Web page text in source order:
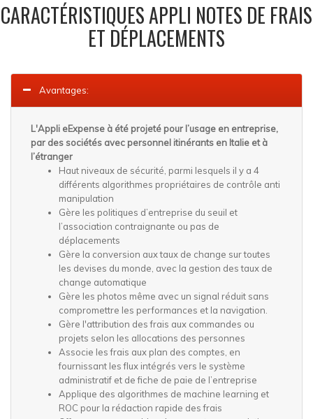
CARACTÉRISTIQUES APPLI NOTES DE FRAIS
ET DÉPLACEMENTS
Avantages:
L'Appli eExpense à été projeté pour l’usage en entreprise,
par des sociétés avec personnel itinérants en Italie et à
l’étranger
Haut niveaux de sécurité, parmi lesquels il y a 4
différents algorithmes propriétaires de contrôle anti
manipulation
Gère les politiques d’entreprise du seuil et
l’association contraignante ou pas de
déplacements
Gère la conversion aux taux de change sur toutes
les devises du monde, avec la gestion des taux de
change automatique
Gère les photos même avec un signal réduit sans
compromettre les performances et la navigation.
Gère l'attribution des frais aux commandes ou
projets selon les allocations des personnes
Associe les frais aux plan des comptes, en
fournissant les flux intégrés vers le système
administratif et de fiche de paie de l’entreprise
Applique des algorithmes de machine learning et
ROC pour la rédaction rapide des frais